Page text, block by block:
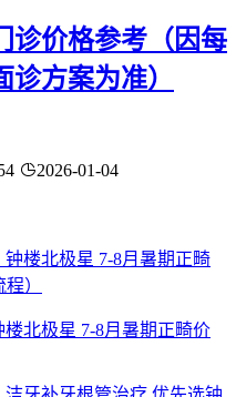
诊价格参考（因每
方案为准）
2026-01-04
北极星 7-8月暑期正畸价